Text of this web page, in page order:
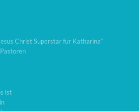
Christ Superstar für Katharina“
ist